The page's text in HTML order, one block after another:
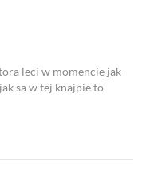
leci w momencie jak
sa w tej knajpie to